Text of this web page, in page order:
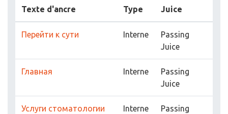
Texte d'ancre Type Juice
Перейти к сути Interne
Passing
Juice
Главная Interne
Passing
Juice
Услуги стоматологии Interne
Passing